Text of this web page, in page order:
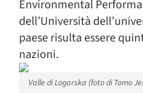
Environmental
dell’Università
paese risulta essere
nazioni.
Valle di Logarska (foto di Tomo